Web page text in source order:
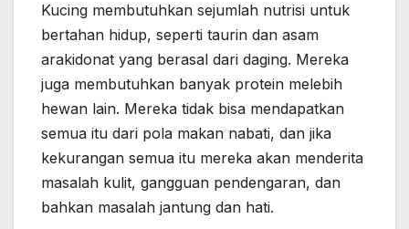
Kucing membutuhkan sejumlah nutrisi untuk
bertahan hidup, seperti taurin dan asam
arakidonat yang berasal dari daging. Mereka
juga membutuhkan banyak protein melebih
hewan lain. Mereka tidak bisa mendapatkan
semua itu dari pola makan nabati, dan jika
kekurangan semua itu mereka akan menderita
masalah kulit, gangguan pendengaran, dan
bahkan masalah jantung dan hati.